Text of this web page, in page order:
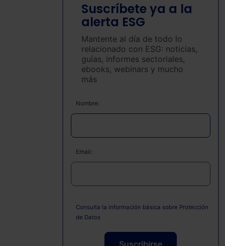
Suscríbete ya a la
alerta ESG
Mantente al día de todo lo
relacionado con ESG: noticias,
guías, informes sectoriales,
ebooks, webinars y mucho
más
Nombre:
Email:
Consulta la información básica sobre Protección
de Datos